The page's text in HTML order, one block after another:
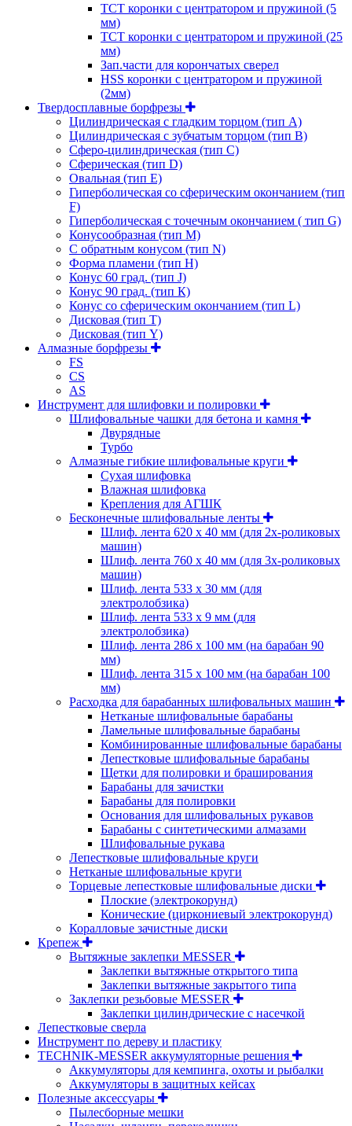
ТСТ коронки с центратором и пружиной (5
мм)
ТСТ коронки с центратором и пружиной (25
мм)
Зап.части для корончатых сверел
HSS коронки с центратором и пружиной
(2мм)
Твердосплавные борфрезы
Цилиндрическая с гладким торцом (тип А)
Цилиндрическая с зубчатым торцом (тип В)
Сферо-цилиндрическая (тип С)
Сферическая (тип D)
Овальная (тип Е)
Гиперболическая со сферическим окончанием (тип
F)
Гиперболическая с точечным окончанием ( тип G)
Конусообразная (тип М)
C обратным конусом (тип N)
Форма пламени (тип H)
Конус 60 град. (тип J)
Конус 90 град. (тип К)
Конус со сферическим окончанием (тип L)
Дисковая (тип Т)
Дисковая (тип Y)
Алмазные борфрезы
FS
CS
AS
Инструмент для шлифовки и полировки
Шлифовальные чашки для бетона и камня
Двурядные
Турбо
Алмазные гибкие шлифовальные круги
Cухая шлифовка
Влажная шлифовка
Крепления для АГШК
Бесконечные шлифовальные ленты
Шлиф. лента 620 х 40 мм (для 2х-роликовых
машин)
Шлиф. лента 760 х 40 мм (для 3х-роликовых
машин)
Шлиф. лента 533 х 30 мм (для
электролобзика)
Шлиф. лента 533 х 9 мм (для
электролобзика)
Шлиф. лента 286 х 100 мм (на барабан 90
мм)
Шлиф. лента 315 х 100 мм (на барабан 100
мм)
Расходка для барабанных шлифовальных машин
Нетканые шлифовальные барабаны
Ламельные шлифовальные барабаны
Комбинированные шлифовальные барабаны
Лепестковые шлифовальные барабаны
Щетки для полировки и браширования
Барабаны для зачистки
Барабаны для полировки
Основания для шлифовальных рукавов
Барабаны с синтетическими алмазами
Шлифовальные рукава
Лепестковые шлифовальные круги
Нетканые шлифовальные круги
Торцевые лепестковые шлифовальные диски
Плоские (электрокорунд)
Конические (циркониевый электрокорунд)
Коралловые зачистные диски
Крепеж
Вытяжные заклепки MESSER
Заклепки вытяжные открытого типа
Заклепки вытяжные закрытого типа
Заклепки резьбовые MESSER
Заклепки цилиндрические с насечкой
Лепестковые сверла
Инструмент по дереву и пластику
TECHNIK-MESSER аккумуляторные решения
Аккумуляторы для кемпинга, охоты и рыбалки
Аккумуляторы в защитных кейсах
Полезные аксессуары
Пылесборные мешки